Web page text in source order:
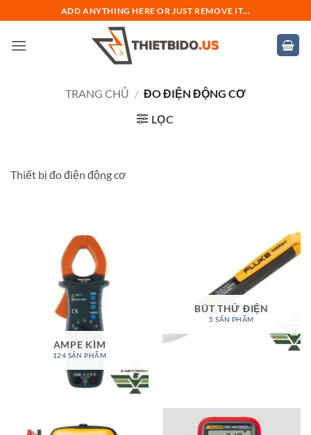
qua
nội
ADD ANYTHING HERE OR JUST REMOVE IT...
TRANG CHỦ / ĐO ĐIỆN ĐỘNG CƠ
LỌC
Thiết bị đo điện động cơ
AMPE KÌM
124 SẢN PHẨM
BÚT THỬ ĐIỆN
5 SẢN PHẨM